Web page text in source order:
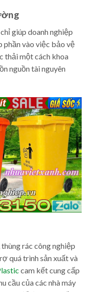
giúp doanh nghiệp
phần vào việc bảo vệ
thải một cách khoa
nguồn tài nguyên
rác công nghiệp
quá trình sản xuất và
cam kết cung cấp
cầu của các nhà máy